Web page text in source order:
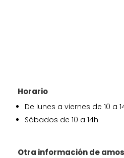
Horario
De lunes a viernes de 10 a
Sábados de 10 a 14h
Otra información de